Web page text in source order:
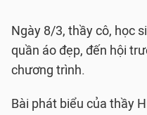
Ngày 8/3, thầy cô, học
quần áo đẹp, đến hội
chương trình.
Bài phát biểu của thầy